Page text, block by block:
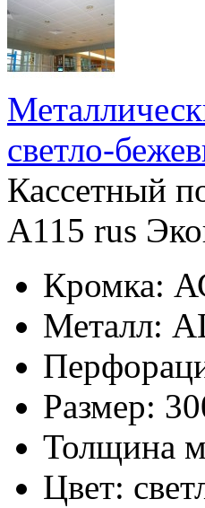
светло-
Кассетный
А115 rus
Кромка:
Металл:
Размер:
Толщина
Цвет: